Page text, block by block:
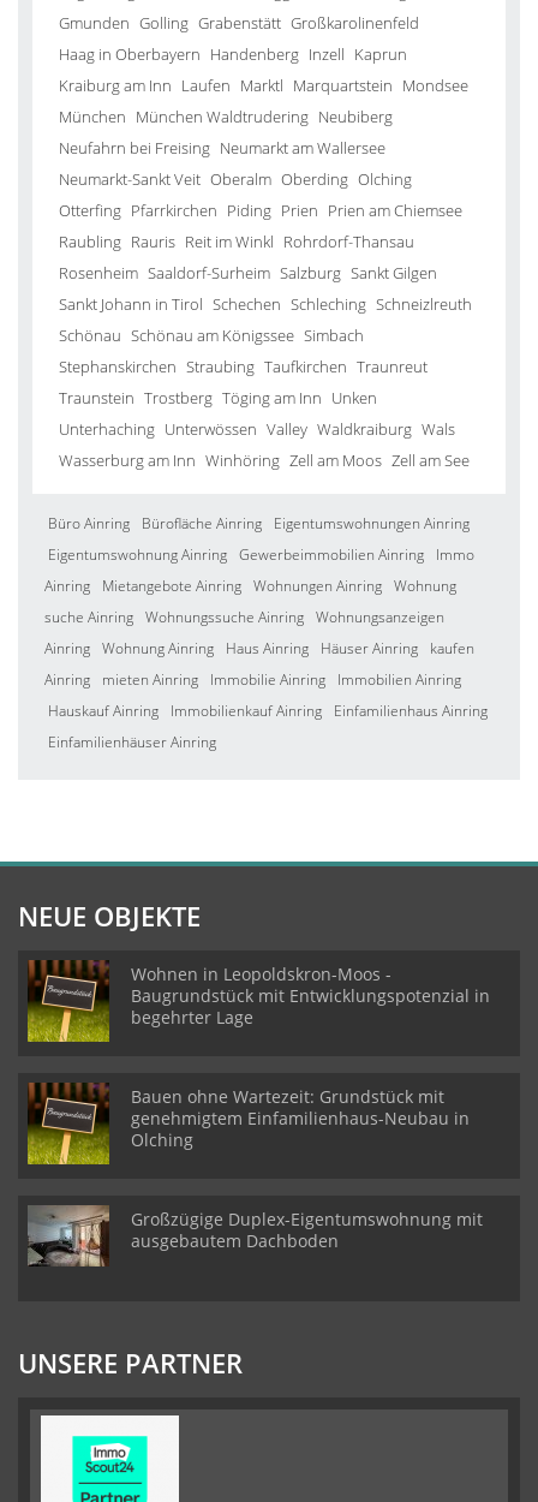
Gmunden Golling Grabenstätt Großkarolinenfeld
Haag in Oberbayern Handenberg Inzell Kaprun
Kraiburg am Inn Laufen Marktl Marquartstein Mondsee
München München Waldtrudering Neubiberg
Neufahrn bei Freising Neumarkt am Wallersee
Neumarkt-Sankt Veit Oberalm Oberding Olching
Otterfing Pfarrkirchen Piding Prien Prien am Chiemsee
Raubling Rauris Reit im Winkl Rohrdorf-Thansau
Rosenheim Saaldorf-Surheim Salzburg Sankt Gilgen
Sankt Johann in Tirol Schechen Schleching Schneizlreuth
Schönau Schönau am Königssee Simbach
Stephanskirchen Straubing Taufkirchen Traunreut
Traunstein Trostberg Töging am Inn Unken
Unterhaching Unterwössen Valley Waldkraiburg Wals
Wasserburg am Inn Winhöring Zell am Moos Zell am See
Büro Ainring Bürofläche Ainring
Eigentumswohnungen Ainring
Eigentumswohnung Ainring Gewerbeimmobilien Ainring
Immo
Ainring
Mietangebote Ainring Wohnungen Ainring Wohnung
suche Ainring Wohnungssuche Ainring Wohnungsanzeigen
Ainring Wohnung Ainring Haus Ainring Häuser Ainring
kaufen
Ainring
mieten Ainring Immobilie Ainring
Immobilien Ainring
Hauskauf Ainring
Immobilienkauf Ainring
Einfamilienhaus Ainring
Einfamilienhäuser Ainring
NEUE OBJEKTE
Wohnen in Leopoldskron-Moos -
Baugrundstück mit Entwicklungspotenzial in
begehrter Lage
Bauen ohne Wartezeit: Grundstück mit
genehmigtem Einfamilienhaus-Neubau in
Olching
Großzügige Duplex-Eigentumswohnung mit
ausgebautem Dachboden
UNSERE PARTNER